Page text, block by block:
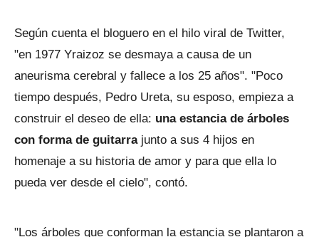
Según cuenta el bloguero en el hilo viral de Twitter,
"en 1977 Yraizoz se desmaya a causa de un
aneurisma cerebral y fallece a los 25 años". "Poco
tiempo después, Pedro Ureta, su esposo, empieza a
construir el deseo de ella: una estancia de árboles
con forma de guitarrajunto a sus 4 hijos en
homenaje a su historia de amor y para que ella lo
pueda ver desde el cielo", contó.
"Los árboles que conforman la estancia se plantaron a